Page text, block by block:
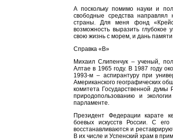
А поскольку помимо науки и
свободные средства направлял
страны. Для меня фонд
возможность выразить глубокое
свою жизнь с морем, и дань
Справка «В»
Михаил Слипенчук – ученый,
Алтае в 1965 году. В 1987 году
1993-м – аспирантуру при
Американского географических
комитета Государственной
природопользованию и
парламенте.
Президент Федерации карате
боевых искусств России. С
восстанавливаются и
В их числе и Успенский храм в